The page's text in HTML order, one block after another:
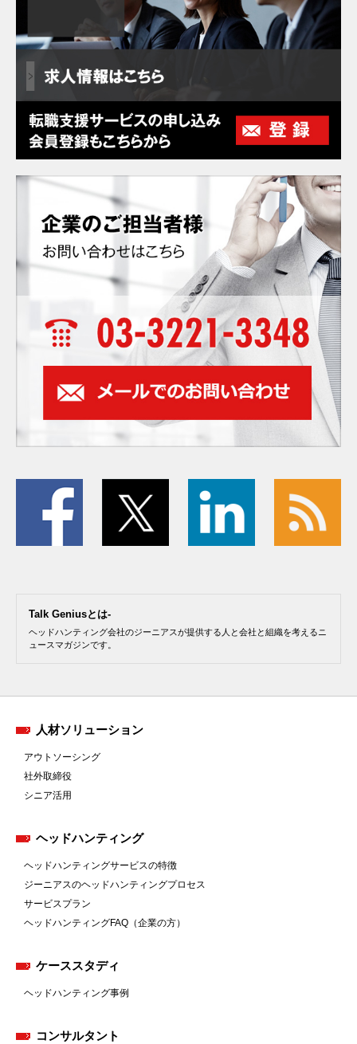
Talk Geniusとは-
ヘッドハンティング会社のジーニアスが提供する人と会社と組織を考えるニ
ュースマガジンです。
人材ソリューション
アウトソーシング
社外取締役
シニア活用
ヘッドハンティング
ヘッドハンティングサービスの特徴
ジーニアスのヘッドハンティングプロセス
サービスプラン
ヘッドハンティングFAQ（企業の方）
ケーススタディ
ヘッドハンティング事例
コンサルタント